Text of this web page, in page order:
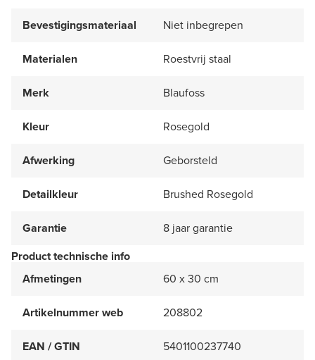
Bevestigingsmateriaal Niet inbegrepen
Materialen Roestvrij staal
Merk Blaufoss
Kleur Rosegold
Afwerking Geborsteld
Detailkleur Brushed Rosegold
Garantie
8 jaar garantie
Product technische info
Afmetingen
60 x 30 cm
Artikelnummer web 208802
EAN / GTIN 5401100237740